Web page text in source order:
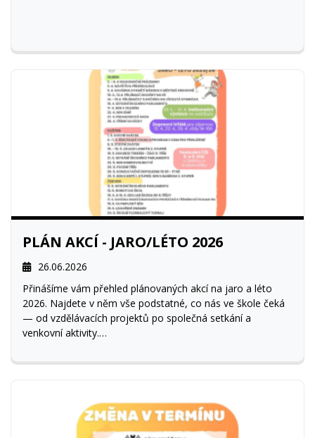
PLÁN AKCÍ - JARO/LÉTO 2026
26.06.2026
Přinášíme vám přehled plánovaných akcí na jaro a léto
2026. Najdete v něm vše podstatné, co nás ve škole čeká
— od vzdělávacích projektů po společná setkání a
venkovní aktivity.
život mají někdy vlastní hlavu.